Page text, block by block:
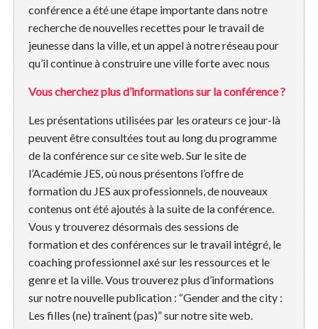
conférence a été une étape importante dans notre
recherche de nouvelles recettes pour le travail de
jeunesse dans la ville, et un appel à notre réseau pour
qu’il continue à construire une ville forte avec nous
Vous cherchez plus d’informations sur la conférence ?
Les présentations utilisées par les orateurs ce jour-là
peuvent être consultées tout au long du programme
de la conférence sur ce site web. Sur le site de
l’Académie JES, où nous présentons l’offre de
formation du JES aux professionnels, de nouveaux
contenus ont été ajoutés à la suite de la conférence.
Vous y trouverez désormais des sessions de
formation et des conférences sur le travail intégré, le
coaching professionnel axé sur les ressources et le
genre et la ville. Vous trouverez plus d’informations
sur notre nouvelle publication : “Gender and the city :
Les filles (ne) traînent (pas)” sur notre site web.